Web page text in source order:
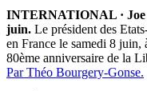
INTERNATIONAL · Joe
juin. Le président des
en France le samedi 8 juin,
80ème anniversaire de la
Par Théo Bourgery-Gonse.